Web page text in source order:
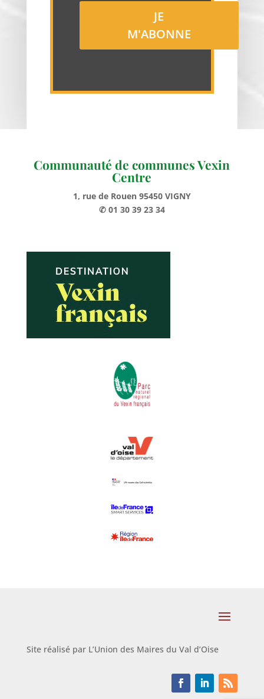
Communauté de communes Vexin
Centre
1, rue de Rouen 95450 VIGNY
✆ 01 30 39 23 34
Site réalisé par L’Union des Maires du Val d’Oise